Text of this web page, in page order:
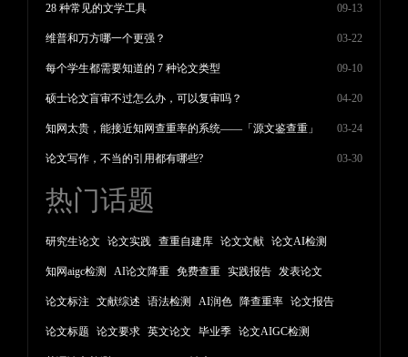
28 种常见的文学工具 09-13
维普和万方哪一个更强？ 03-22
每个学生都需要知道的 7 种论文类型 09-10
硕士论文盲审不过怎么办，可以复审吗？ 04-20
知网太贵，能接近知网查重率的系统——「源文鉴查重」 03-24
论文写作，不当的引用都有哪些? 03-30
热门话题
研究生论文 论文实践 查重自建库 论文文献 论文AI检测
知网aigc检测 AI论文降重 免费查重 实践报告 发表论文
论文标注 文献综述 语法检测 AI润色 降查重率 论文报告
论文标题 论文要求 英文论文 毕业季 论文AIGC检测